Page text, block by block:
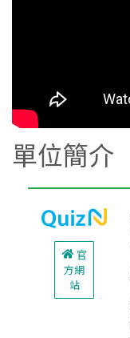
單位簡介
官
方網
站